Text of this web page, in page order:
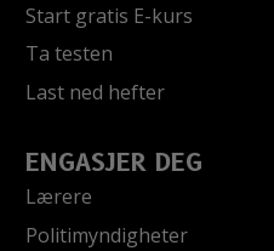
Start gratis E-kurs
Ta testen
Last ned hefter
ENGASJER DEG
Lærere
Politimyndigheter